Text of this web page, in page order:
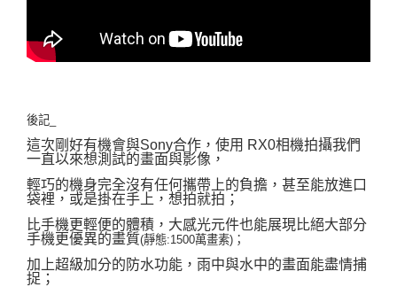
後記_
這次剛好有機會與Sony合作，使用 RX0相機拍攝我們
一直以來想測試的畫面與影像，
輕巧的機身完全沒有任何攜帶上的負擔，甚至能放進口
袋裡，或是掛在手上，想拍就拍；
比手機更輕便的體積，大感光元件也能展現比絕大部分
手機更優異的畫質(靜態:1500萬畫素)；
加上超級加分的防水功能，雨中與水中的畫面能盡情捕
捉；